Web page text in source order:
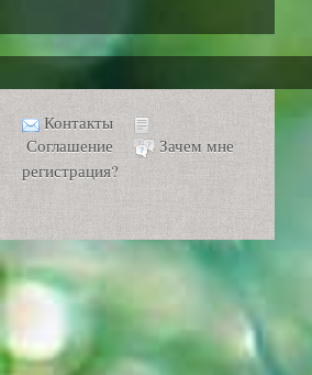
Контакты
Соглашение
Зачем мне
регистрация?